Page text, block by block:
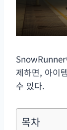
SnowRunner
제하면, 아이
수 있다.
목차